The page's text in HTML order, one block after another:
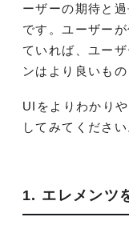
ーザーの期待と
です。ユーザー
ていれば、ユー
ンはより良いもの
UIをよりわかり
してみてください
1. エレメンツ